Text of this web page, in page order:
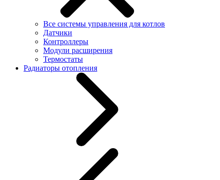
Все системы управления для котлов
Датчики
Контроллеры
Модули расширения
Термостаты
Радиаторы отопления